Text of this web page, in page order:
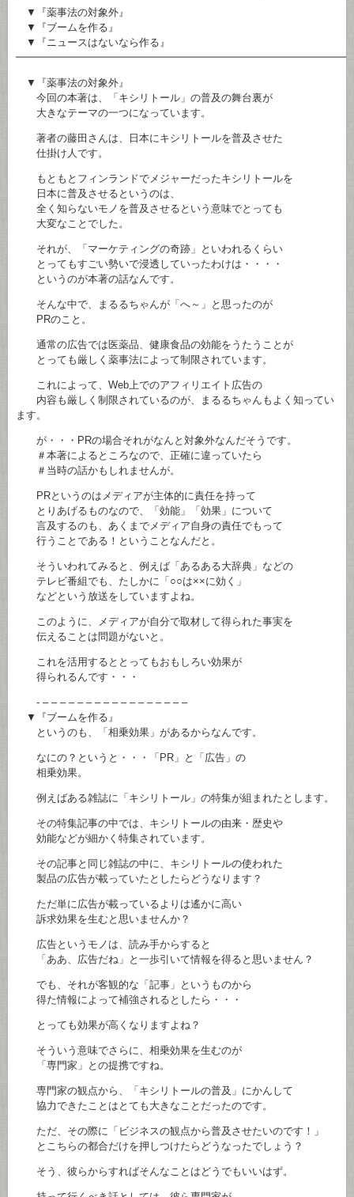
▼『薬事法の対象外』
▼『ブームを作る』
▼『ニュースはないなら作る』
▼『薬事法の対象外』
今回の本著は、「キシリトール」の普及の舞台裏が
大きなテーマの一つになっています。
著者の藤田さんは、日本にキシリトールを普及させた
仕掛け人です。
もともとフィンランドでメジャーだったキシリトールを
日本に普及させるというのは、
全く知らないモノを普及させるという意味でとっても
大変なことでした。
それが、「マーケティングの奇跡」といわれるくらい
とってもすごい勢いで浸透していったわけは・・・・
というのが本著の話なんです。
そんな中で、まるるちゃんが「へ～」と思ったのが
PRのこと。
通常の広告では医薬品、健康食品の効能をうたうことが
とっても厳しく薬事法によって制限されています。
これによって、Web上でのアフィリエイト広告の
内容も厳しく制限されているのが、まるるちゃんもよく知ってい
ます。
が・・・PRの場合それがなんと対象外なんだそうです。
＃本著によるところなので、正確に違っていたら
＃当時の話かもしれませんが。
PRというのはメディアが主体的に責任を持って
とりあげるものなので、「効能」「効果」について
言及するのも、あくまでメディア自身の責任でもって
行うことである！ということなんだと。
そういわれてみると、例えば「あるある大辞典」などの
テレビ番組でも、たしかに「○○は××に効く」
などという放送をしていますよね。
このように、メディアが自分で取材して得られた事実を
伝えることは問題がないと。
これを活用するととってもおもしろい効果が
得られるんです・・・
- – – – – – – – – – – – – – – – – –
▼『ブームを作る』
というのも、「相乗効果」があるからなんです。
なにの？というと・・・「PR」と「広告」の
相乗効果。
例えばある雑誌に「キシリトール」の特集が組まれたとします。
その特集記事の中では、キシリトールの由来・歴史や
効能などが細かく特集されています。
その記事と同じ雑誌の中に、キシリトールの使われた
製品の広告が載っていたとしたらどうなります？
ただ単に広告が載っているよりは遙かに高い
訴求効果を生むと思いませんか？
広告というモノは、読み手からすると
「ああ、広告だね」と一歩引いて情報を得ると思いません？
でも、それが客観的な「記事」というものから
得た情報によって補強されるとしたら・・・
とっても効果が高くなりますよね？
そういう意味でさらに、相乗効果を生むのが
「専門家」との提携ですね。
専門家の観点から、「キシリトールの普及」にかんして
協力できたことはとても大きなことだったのです。
ただ、その際に「ビジネスの観点から普及させたいのです！」
とこちらの都合だけを押しつけたらどうなったでしょう？
そう、彼らからすればそんなことはどうでもいいはず。